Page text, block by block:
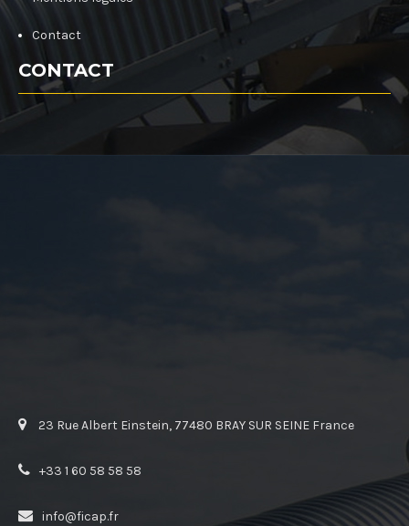
Contact
CONTACT
23 Rue Albert Einstein, 77480 BRAY SUR SEINE France
+33 1 60 58 58 58
info@ficap.fr